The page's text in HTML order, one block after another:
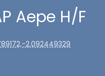
Aepe H/F
2.092449329